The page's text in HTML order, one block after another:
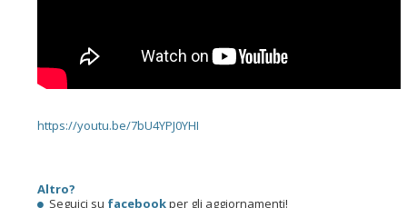
https://youtu.be/7bU4YPJ0YHI
Altro?
Seguici su facebookper gli aggiornamenti!